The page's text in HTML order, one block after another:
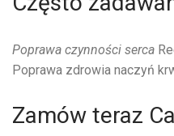
Poprawa czynności serca
Poprawa zdrowia naczyń
Zamów teraz